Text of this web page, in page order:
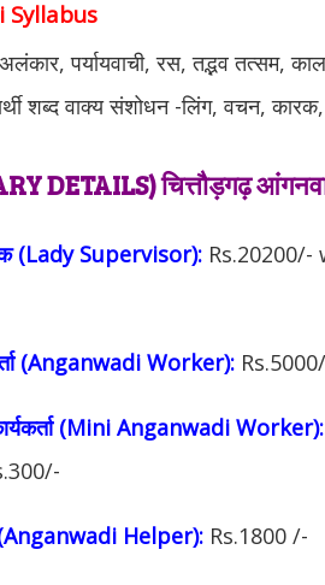
Syllabus
पर्यायवाची, रस, तद्भव तत्सम, काल,
शब्द वाक्य संशोधन -लिंग, वचन,
DETAILS) चित्तौड़गढ़
(Lady Supervisor):
(Anganwadi Worker):
(Mini Anganwadi Worker):
(Anganwadi Helper): Rs.1800 /-